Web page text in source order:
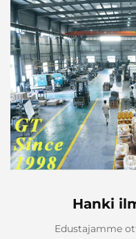
Hanki
Edustajamme